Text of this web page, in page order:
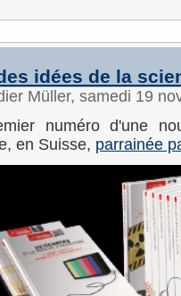
idées de la
Müller, samedi 19
numéro d'une
en Suisse, parrainée